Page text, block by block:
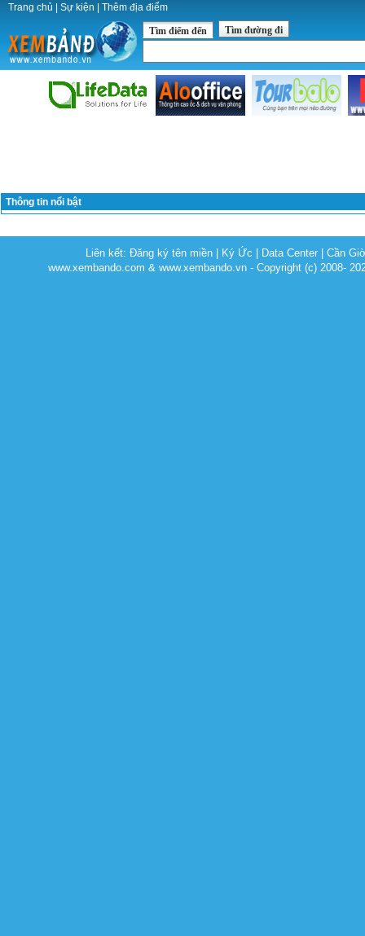
Trang chủ Sự kiện Thêm địa điểm
Tìm điểm đến Tìm đường đi
Thông tin nổi bật
Liên kết:Đăng ký tên miền Ký Ức Data Center |Cần
www.xembando.com & www.xembando.vn - Copyright (c) 2008-